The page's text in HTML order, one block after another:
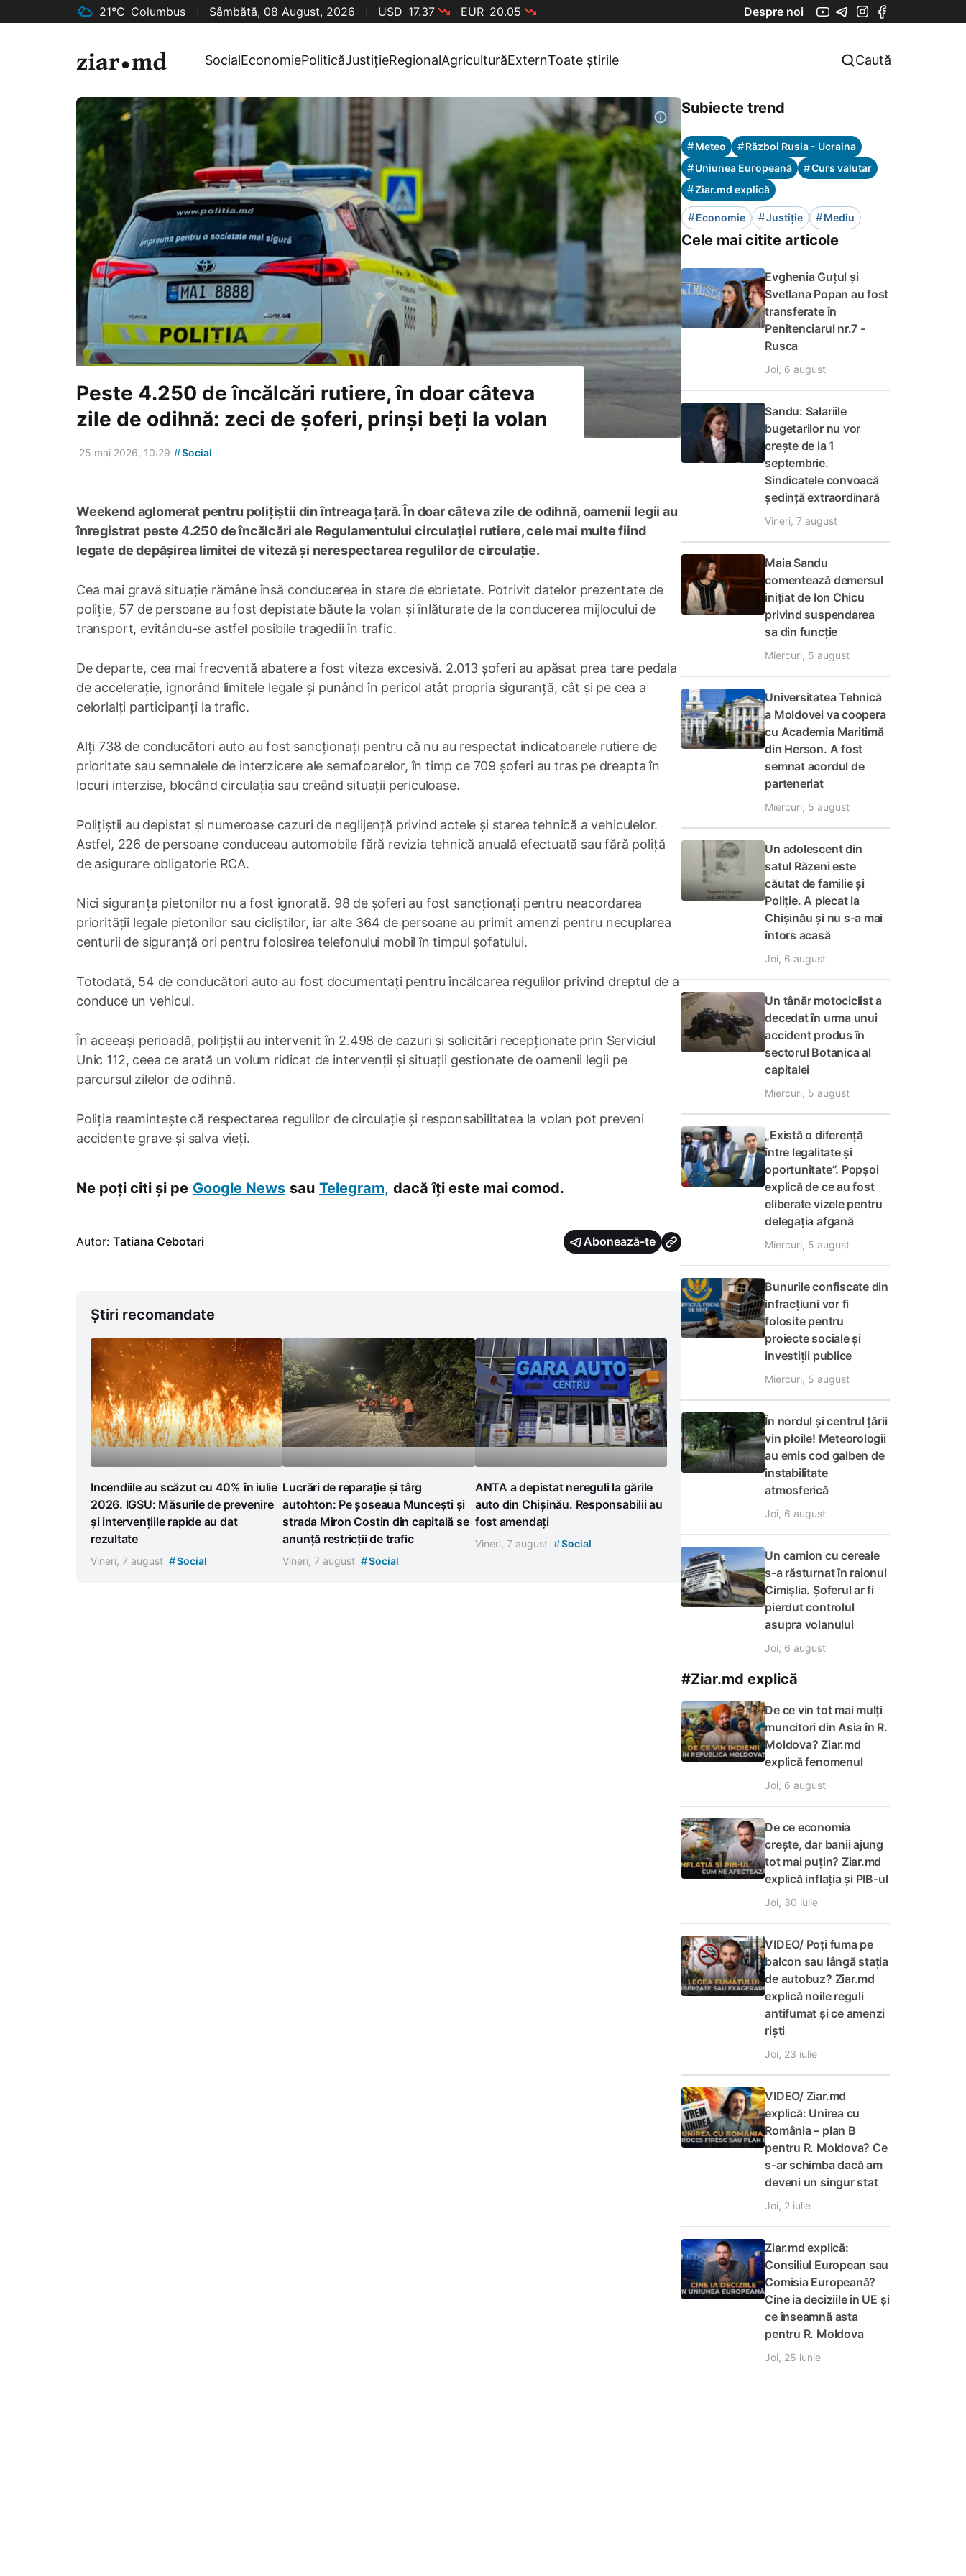
21°C Columbus Sâmbătă, 08 August, 2026 USD 17.37 EUR 20.05 Despre noi
SocialEconomiePoliticăJustițieRegionalAgriculturăExternToate știrile Caută
Peste 4.250 de încălcări rutiere, în doar câteva
zile de odihnă: zeci de șoferi, prinși beți la volan
25 mai 2026, 10:29 #Social
Weekend aglomerat pentru polițiștii din întreaga țară. În doar câteva zile de odihnă, oamenii legii au
înregistrat peste 4.250 de încălcări ale Regulamentului circulației rutiere, cele mai multe fiind
legate de depășirea limitei de viteză și nerespectarea regulilor de circulație.
Cea mai gravă situație rămâne însă conducerea în stare de ebrietate. Potrivit datelor prezentate de
poliție, 57 de persoane au fost depistate băute la volan și înlăturate de la conducerea mijlocului de
transport, evitându-se astfel posibile tragedii în trafic.
De departe, cea mai frecventă abatere a fost viteza excesivă. 2.013 șoferi au apăsat prea tare pedala
de accelerație, ignorând limitele legale și punând în pericol atât propria siguranță, cât și pe cea a
celorlalți participanți la trafic.
Alți 738 de conducători auto au fost sancționați pentru că nu au respectat indicatoarele rutiere de
prioritate sau semnalele de interzicere ale semafoarelor, în timp ce 709 șoferi au tras pe dreapta în
locuri interzise, blocând circulația sau creând situații periculoase.
Polițiștii au depistat și numeroase cazuri de neglijență privind actele și starea tehnică a vehiculelor.
Astfel, 226 de persoane conduceau automobile fără revizia tehnică anuală efectuată sau fără poliță
de asigurare obligatorie RCA.
Nici siguranța pietonilor nu a fost ignorată. 98 de șoferi au fost sancționați pentru neacordarea
priorității legale pietonilor sau cicliștilor, iar alte 364 de persoane au primit amenzi pentru necuplarea
centurii de siguranță ori pentru folosirea telefonului mobil în timpul șofatului.
Totodată, 54 de conducători auto au fost documentați pentru încălcarea regulilor privind dreptul de a
conduce un vehicul.
În aceeași perioadă, polițiștii au intervenit în 2.498 de cazuri și solicitări recepționate prin Serviciul
Unic 112, ceea ce arată un volum ridicat de intervenții și situații gestionate de oamenii legii pe
parcursul zilelor de odihnă.
Poliția reamintește că respectarea regulilor de circulație și responsabilitatea la volan pot preveni
accidente grave și salva vieți.
Ne poți citi și pe Google News sau Telegram, dacă îți este mai comod.
Autor: Tatiana Cebotari Abonează-te
Știri recomandate
Incendiile au scăzut cu 40% în iulie
2026. IGSU: Măsurile de prevenire
și intervențiile rapide au dat
rezultate
Vineri, 7 august #Social
Lucrări de reparație și târg
autohton: Pe șoseaua Muncești și
strada Miron Costin din capitală se
anunță restricții de trafic
Vineri, 7 august #Social
ANTA a depistat nereguli la gările
auto din Chișinău. Responsabilii au
fost amendați
Vineri, 7 august #Social
Subiecte trend
#Meteo #Război Rusia - Ucraina
#Uniunea Europeană #Curs valutar
#Ziar.md explică
#Economie #Justiție #Mediu
Cele mai citite articole
Evghenia Guțul și
Svetlana Popan au fost
transferate în
Penitenciarul nr.7 -
Rusca
Joi, 6 august
Sandu: Salariile
bugetarilor nu vor
crește de la 1
septembrie.
Sindicatele convoacă
ședință extraordinară
Vineri, 7 august
Maia Sandu
comentează demersul
inițiat de Ion Chicu
privind suspendarea
sa din funcție
Miercuri, 5 august
Universitatea Tehnică
a Moldovei va coopera
cu Academia Maritimă
din Herson. A fost
semnat acordul de
parteneriat
Miercuri, 5 august
Un adolescent din
satul Răzeni este
căutat de familie și
Poliție. A plecat la
Chișinău și nu s-a mai
întors acasă
Joi, 6 august
Un tânăr motociclist a
decedat în urma unui
accident produs în
sectorul Botanica al
capitalei
Miercuri, 5 august
„Există o diferență
între legalitate și
oportunitate”. Popșoi
explică de ce au fost
eliberate vizele pentru
delegația afgană
Miercuri, 5 august
Bunurile confiscate din
infracțiuni vor fi
folosite pentru
proiecte sociale și
investiții publice
Miercuri, 5 august
În nordul și centrul țării
vin ploile! Meteorologii
au emis cod galben de
instabilitate
atmosferică
Joi, 6 august
Un camion cu cereale
s-a răsturnat în raionul
Cimișlia. Șoferul ar fi
pierdut controlul
asupra volanului
Joi, 6 august
#Ziar.md explică
De ce vin tot mai mulți
muncitori din Asia în R.
Moldova? Ziar.md
explică fenomenul
Joi, 6 august
De ce economia
crește, dar banii ajung
tot mai puțin? Ziar.md
explică inflația și PIB-ul
Joi, 30 iulie
VIDEO/ Poți fuma pe
balcon sau lângă stația
de autobuz? Ziar.md
explică noile reguli
antifumat și ce amenzi
riști
Joi, 23 iulie
VIDEO/ Ziar.md
explică: Unirea cu
România – plan B
pentru R. Moldova? Ce
s-ar schimba dacă am
deveni un singur stat
Joi, 2 iulie
Ziar.md explică:
Consiliul European sau
Comisia Europeană?
Cine ia deciziile în UE și
ce înseamnă asta
pentru R. Moldova
Joi, 25 iunie